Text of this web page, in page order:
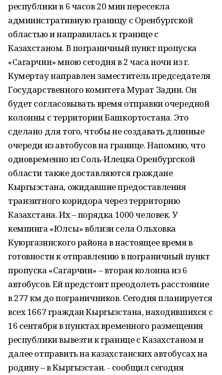
республики в 6 часов 20 мин пересекла
административную границу с Оренбургской
областью и направилась к границе с
Казахстаном. В пограничный пункт пропуска
«Сагарчин» мною сегодня в 2 часа ночи из г.
Кумертау направлен заместитель председателя
Государственного комитета Мурат Задин. Он
будет согласовывать время отправки очередной
колонны с территории Башкортостана. Это
сделано для того, чтобы не создавать длинные
очереди из автобусов на границе. Напомню, что
одновременно из Соль-Илецка Оренбургской
области также доставляются граждане
Кыргызстана, ожидавшие предоставления
транзитного коридора через территорию
Казахстана. Их – порядка 1000 человек. У
кемпинга «Юлсы» вблизи села Ольховка
Куюргазинского района в настоящее время в
готовности к отправлению в пограничный пункт
пропуска «Сагарчин» – вторая колонна из 6
автобусов. Ей предстоит преодолеть расстояние
в 277 км до пограничников. Сегодня планируется
всех 1667 граждан Кыргызстана, находившихся с
16 сентября в пунктах временного размещения
республики вывезти к границе с Казахстаном и
далее отправить на казахстанских автобусах на
родину – в Кыргызстан. - сообщил сегодня